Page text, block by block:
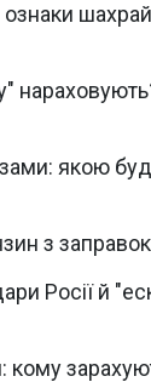
ознаки
якою
з
Росії й
кому